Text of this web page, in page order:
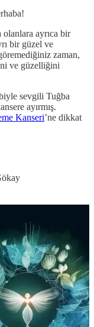
olanlara ayrıca bir
bir güzel ve
zaman,
ve güzelliğini
sevgili Tuğba
ayırmış.
Kanseri’ne dikkat